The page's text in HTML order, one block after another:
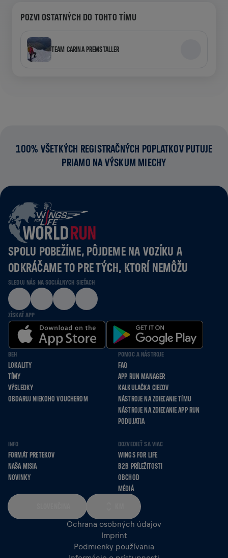
POZVI OSTATNÝCH DO TOHTO TÍMU
TEAM CARINA PREMSTALLER
100% VŠETKÝCH REGISTRAČNÝCH POPLATKOV PUTUJE
PRIAMO NA VÝSKUM MIECHY
SPOLU POBEŽÍME, PÔJDEME NA VOZÍKU A
ODKRÁČAME TO PRE TÝCH, KTORÍ NEMÔŽU
SLEDUJ NÁS NA SOCIÁLNYCH SIEŤACH
ZÍSKAŤ APP
BEH
LOKALITY
TÍMY
VÝSLEDKY
OBDARUJ NIEKOHO VOUCHEROM
POMOC A NÁSTROJE
FAQ
APP RUN MANAGER
KALKULAČKA CIEĽOV
NÁSTROJE NA ZDIEĽANIE TÍMU
NÁSTROJE NA ZDIEĽANIE APP RUN
PODUJATIA
INFO
FORMÁT PRETEKOV
NAŠA MISIA
NOVINKY
DOZVEDIEŤ SA VIAC
WINGS FOR LIFE
B2B PRÍLEŽITOSTI
OBCHOD
MÉDIÁ
Ochrana osobných údajov
Imprint
Podmienky používania